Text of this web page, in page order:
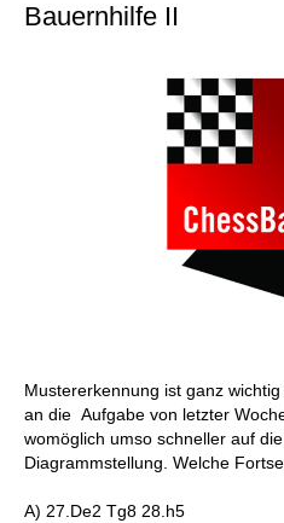
Bauernhilfe II
Mustererkennung ist ganz
an die Aufgabe von letzter
womöglich umso schneller auf
Diagrammstellung. Welche
A) 27.De2 Tg8 28.h5